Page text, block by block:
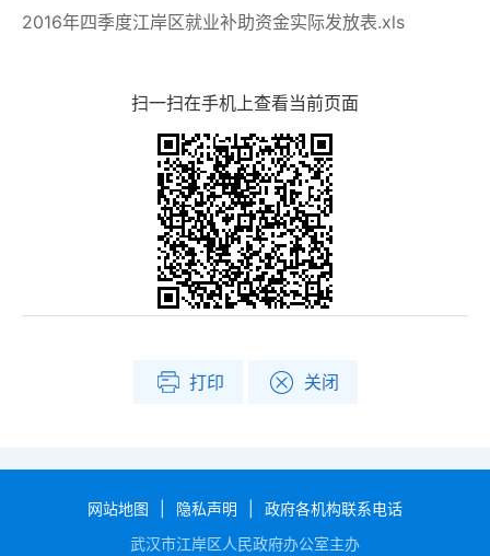
2016年四季度江岸区就业补助资金实际发放表.xls
扫一扫在手机上查看当前页面
打印 关闭
网站地图 隐私声明
政府各机构联系电话
武汉市江岸区人民政府办公室主办